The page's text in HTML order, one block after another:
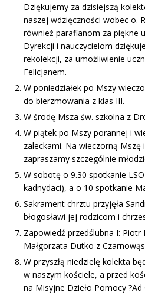
Dziękujemy za dzisiejszą
naszej wdzięczności wobec o.
również parafianom za piękne
Dyrekcji i nauczycielom
rekolekcji, za umożliwienie
Felicjanem.
W poniedziałek po Mszy
do bierzmowania z klas III.
W środę Msza św. szkolna z
W piątek po Mszy porannej i
zaleckami. Na wieczorną
zapraszamy szczególnie
W sobotę o 9.30 spotkanie
kadnydaci), a o 10 spotkanie
Sakrament chrztu przyjęła
błogosławi jej rodzicom i
Zapowiedź przedślubna I: Piotr
Małgorzata Dutko z
W przyszłą niedzielę kolekta
w naszym kościele, a przed
na Misyjne Dzieło Pomocy ?Ad